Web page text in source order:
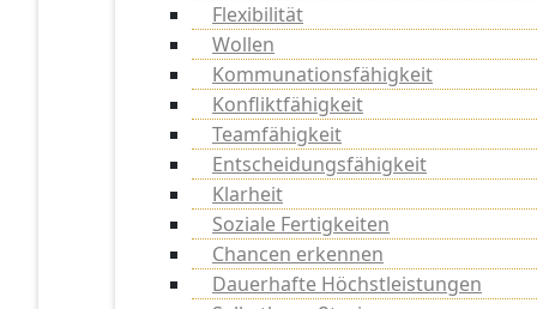
Flexibilität
Wollen
Kommunationsfähigkeit
Konfliktfähigkeit
Teamfähigkeit
Entscheidungsfähigkeit
Klarheit
Soziale Fertigkeiten
Chancen erkennen
Dauerhafte Höchstleistungen